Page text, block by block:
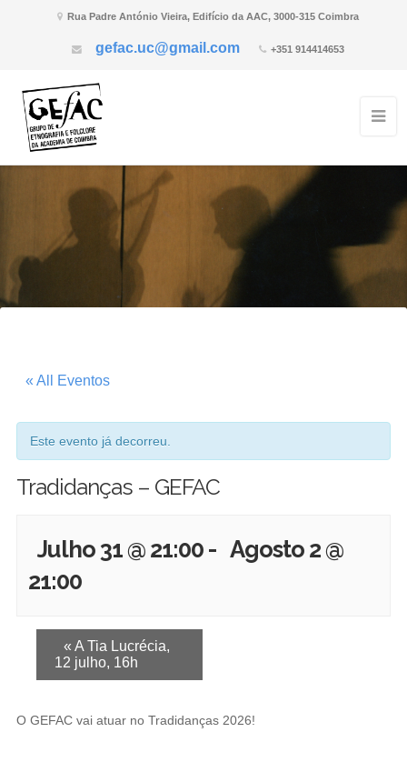
Rua Padre António Vieira, Edifício da AAC, 3000-315 Coimbra
gefac.uc@gmail.com +351 914414653
« All Eventos
Este evento já decorreu.
Tradidanças – GEFAC
Julho 31 @ 21:00- Agosto 2 @
21:00
n
« A Tia Lucrécia,
12 julho, 16h
O GEFAC vai atuar no Tradidanças 2026!